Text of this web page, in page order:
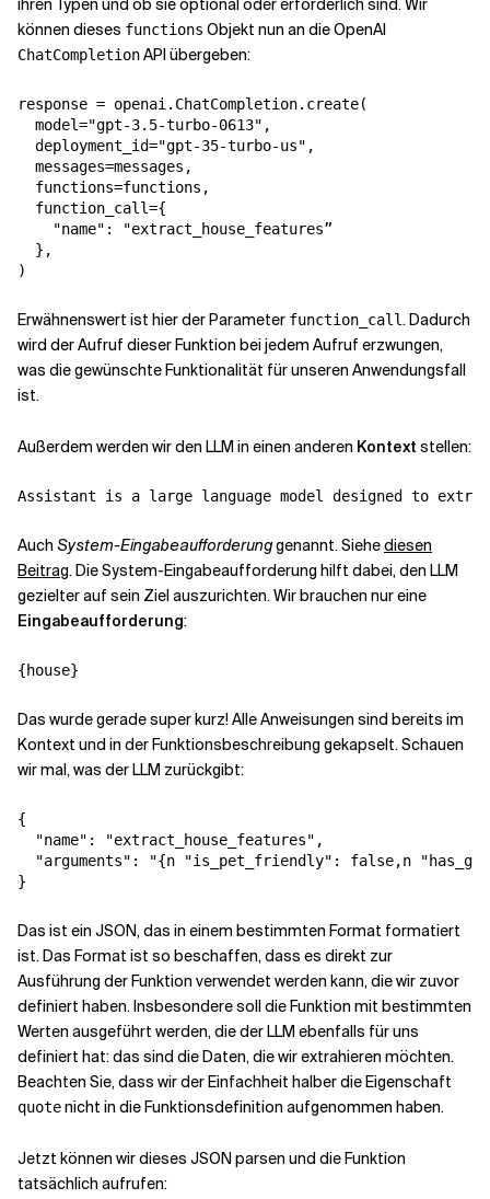
ihren Typen und ob sie optional oder erforderlich sind. Wir
können dieses functions Objekt nun an die OpenAI
ChatCompletionAPI übergeben:
response = openai.ChatCompletion.create(
  model="gpt-3.5-turbo-0613",
  deployment_id="gpt-35-turbo-us",
  messages=messages,
  functions=functions,
  function_call={
    "name": "extract_house_features”
  },
Erwähnenswert ist hier der Parameter function_call. Dadurch
wird der Aufruf dieser Funktion bei jedem Aufruf erzwungen,
was die gewünschte Funktionalität für unseren Anwendungsfall
ist.
Außerdem werden wir den LLM in einen anderen Kontext stellen:
Auch System-Eingabeaufforderunggenannt. Siehediesen
Beitrag. Die System-Eingabeaufforderung hilft dabei, den LLM
gezielter auf sein Ziel auszurichten. Wir brauchen nur eine
Eingabeaufforderung:
Das wurde gerade super kurz! Alle Anweisungen sind bereits im
Kontext und in der Funktionsbeschreibung gekapselt. Schauen
wir mal, was der LLM zurückgibt:
{
  "name": "extract_house_features",
"arguments": "{n "is_pet_friendly": false,n
Das ist ein JSON, das in einem bestimmten Format formatiert
ist. Das Format ist so beschaffen, dass es direkt zur
Ausführung der Funktion verwendet werden kann, die wir zuvor
definiert haben. Insbesondere soll die Funktion mit bestimmten
Werten ausgeführt werden, die der LLM ebenfalls für uns
definiert hat: das sind die Daten, die wir extrahieren möchten.
Beachten Sie, dass wir der Einfachheit halber die Eigenschaft
quotenicht in die Funktionsdefinition aufgenommen haben.
Jetzt können wir dieses JSON parsen und die Funktion
tatsächlich aufrufen: